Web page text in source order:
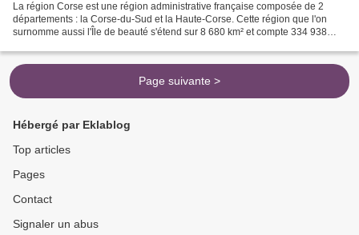
La région Corse est une région administrative française composée de 2
départements : la Corse-du-Sud et la Haute-Corse. Cette région que l'on
surnomme aussi l'Île de beauté s'étend sur 8 680 km² et compte 334 938
Page suivante >
Hébergé par Eklablog
Top articles
Pages
Contact
Signaler un abus